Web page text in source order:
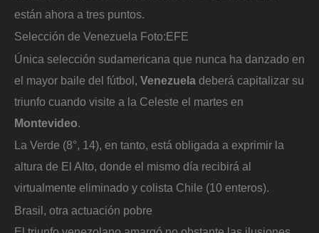
están ahora a tres puntos.
Selección de Venezuela Foto:EFE
Única selección sudamericana que nunca ha danzado en
el mayor baile del fútbol, Venezuela deberá capitalizar su
triunfo cuando visite a la Celeste el martes en
Montevideo.
La Verde (8°, 14), en tanto, está obligada a exprimir la
altura de El Alto, donde el mismo día recibirá al
virtualmente eliminado y colista Chile (10 enteros).
Brasil, otra actuación pobre